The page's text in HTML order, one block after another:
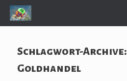
Zum
Inhalt
springen
Schlagwort-Archive:
Goldhandel